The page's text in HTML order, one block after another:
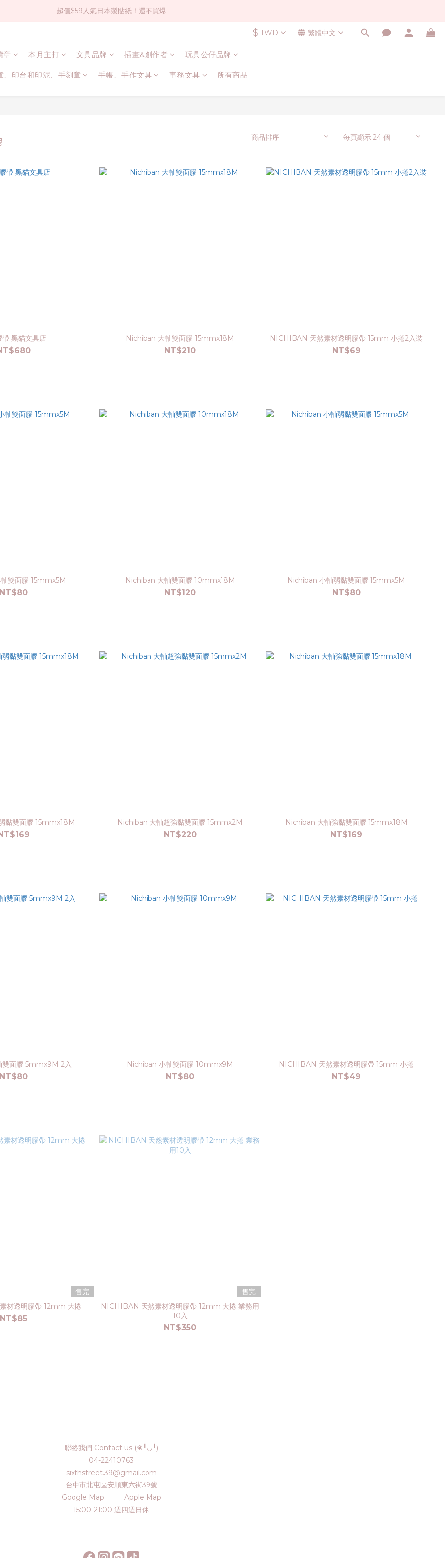
社群大人氣！各種有趣的打洞器
超值$59人氣日本製貼紙！還不買爆
社群大人氣！各種有趣的打洞器
$ TWD 繁體中文
章 本月主打 文具品牌 插畫&創作者 玩具公仔品牌
、印台和印泥、手刻章 手帳、手作文具 事務文具 所有商品
商品排序 每頁顯示 24 個
帶 黑貓文具店 Nichiban 大軸雙面膠 15mmx18M
NT$210
NICHIBAN 天然素材透明膠帶 15mm 小捲2入裝
NT$69
雙面膠 15mmx5M
NT$80
Nichiban 大軸雙面膠 10mmx18M
NT$120
Nichiban 小軸弱黏雙面膠 15mmx5M
NT$80
黏雙面膠 15mmx18M Nichiban 大軸超強黏雙面膠 15mmx2M
NT$220
Nichiban 大軸強黏雙面膠 15mmx18M
NT$169
雙面膠 5mmx9M 2入
NT$80
Nichiban 小軸雙面膠 10mmx9M
NT$80
NICHIBAN 天然素材透明膠帶 15mm 小捲
NT$49
售完
材透明膠帶 12mm 大捲
NT$85
售完
NICHIBAN 天然素材透明膠帶 12mm 大捲 業務用
10入
NT$350
聯絡我們 Contact us (❀╹◡╹)
04-22410763
sixthstreet.39@gmail.com
台中市北屯區安順東六街39號
Google Map
Apple Map
15:00-21:00 週四週日休